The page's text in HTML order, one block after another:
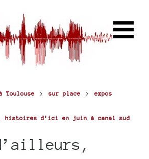
Toulouse > sur place > expos
histoires d’ici en juin à canal sud